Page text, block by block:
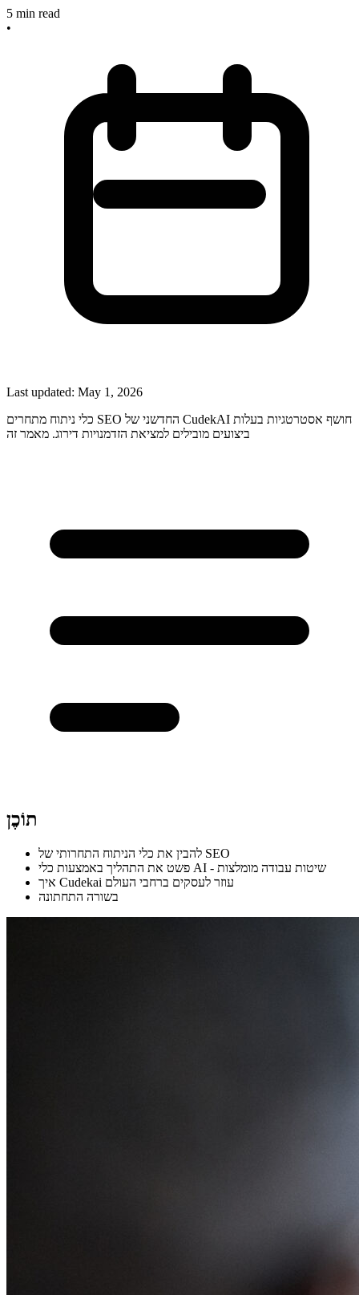
5 min read
•
Last updated: May 1, 2026
כלי ניתוח מתחרים SEO החדשני של CudekAI חושף אסטרטגיות בעלות
ביצועים מובילים למציאת הזדמנויות דירוג. מאמר זה
תוֹכֶן
להבין את כלי הניתוח התחרותי של SEO
פשט את התהליך באמצעות כלי AI - שיטות עבודה מומלצות
איך Cudekai עוזר לעסקים ברחבי העולם
בשורה התחתונה